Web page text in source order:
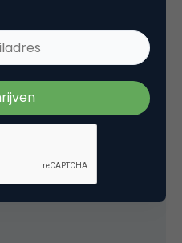
Broek
bijMarketingfacts
was ik freelance
/ hoofdredacteur bij
werkte ik bij Insites
Saatchi&Saatchi;/Leo
voor
1 november 2021